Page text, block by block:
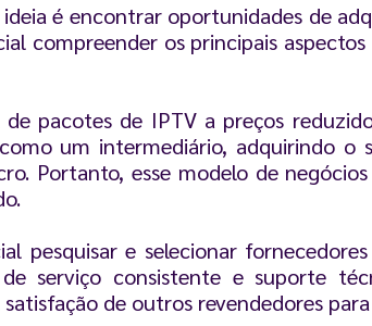
é encontrar oportunidades de
compreender os principais
pacotes de IPTV a preços
um intermediário, adquirindo
Portanto, esse modelo de
e selecionar
serviço consistente e suporte
de outros revendedores